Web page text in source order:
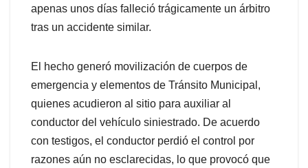
apenas unos días falleció trágicamente un árbitro
tras un accidente similar.
El hecho generó movilización de cuerpos de
emergencia y elementos de Tránsito Municipal,
quienes acudieron al sitio para auxiliar al
conductor del vehículo siniestrado. De acuerdo
con testigos, el conductor perdió el control por
razones aún no esclarecidas, lo que provocó que